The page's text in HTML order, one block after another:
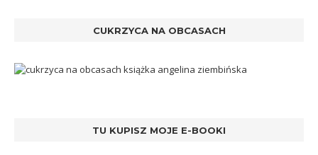
CUKRZYCA NA OBCASACH
TU KUPISZ MOJE E-BOOKI